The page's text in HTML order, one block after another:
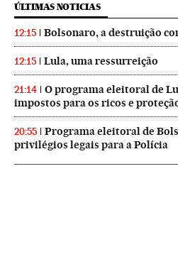
ÚLTIMAS NOTICIAS
12:15 Bolsonaro, a destruição
12:15 Lula, uma ressurreição
21:14
O programa eleitoral de
impostos para os ricos e
20:55
Programa eleitoral de
privilégios legais para a Polícia